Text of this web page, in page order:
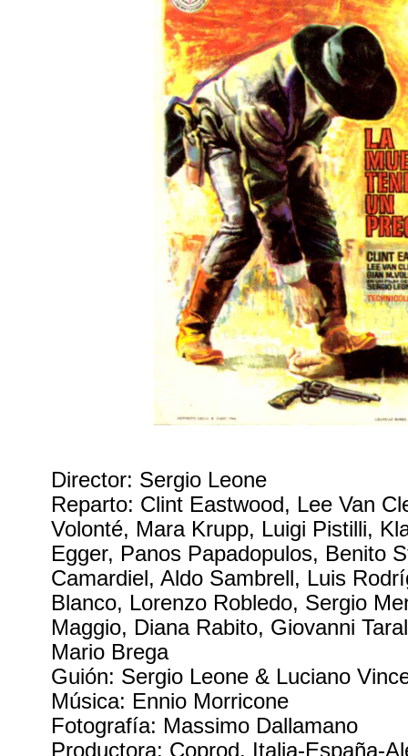
Director: Sergio Leone
Reparto: Clint Eastwood, Lee Van
Volonté, Mara Krupp, Luigi Pistilli,
Egger, Panos Papadopulos, Benito
Camardiel, Aldo Sambrell, Luis
Blanco, Lorenzo Robledo, Sergio
Maggio, Diana Rabito, Giovanni
Mario Brega
Guión: Sergio Leone & Luciano
Música: Ennio Morricone
Fotografía: Massimo Dallamano
Productora: Coprod. Italia-España-